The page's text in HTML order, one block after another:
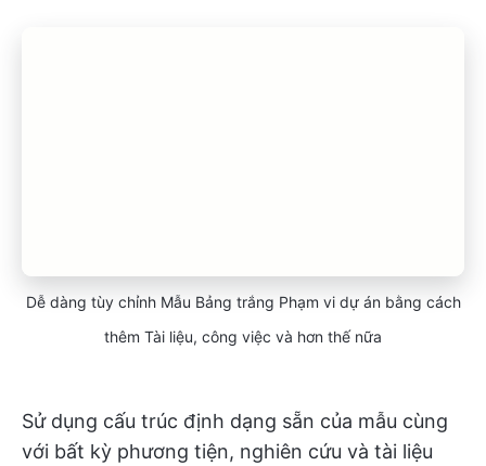
Dễ dàng tùy chỉnh Mẫu Bảng trắng Phạm vi dự án bằng cách
thêm Tài liệu, công việc và hơn thế nữa
Sử dụng cấu trúc định dạng sẵn của mẫu cùng
với bất kỳ phương tiện, nghiên cứu và tài liệu